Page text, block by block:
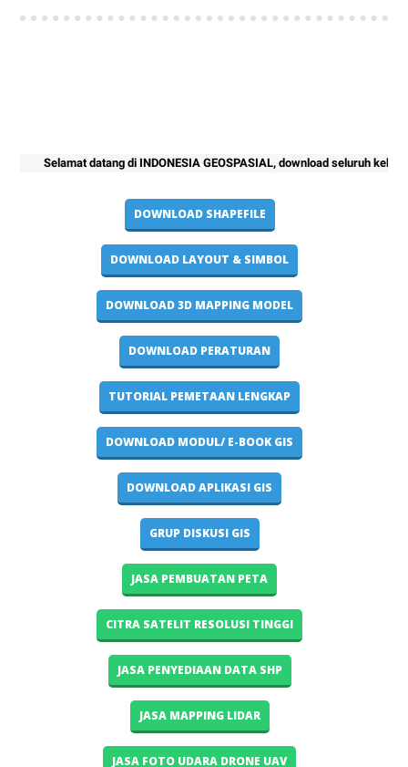
Selamat datang di INDONESIA GEOSPASIAL, download seluruh
DOWNLOAD SHAPEFILE
DOWNLOAD LAYOUT & SIMBOL
DOWNLOAD 3D MAPPING MODEL
DOWNLOAD PERATURAN
TUTORIAL PEMETAAN LENGKAP
DOWNLOAD MODUL/ E-BOOK GIS
DOWNLOAD APLIKASI GIS
GRUP DISKUSI GIS
JASA PEMBUATAN PETA
CITRA SATELIT RESOLUSI TINGGI
JASA PENYEDIAAN DATA SHP
JASA MAPPING LIDAR
JASA FOTO UDARA DRONE UAV